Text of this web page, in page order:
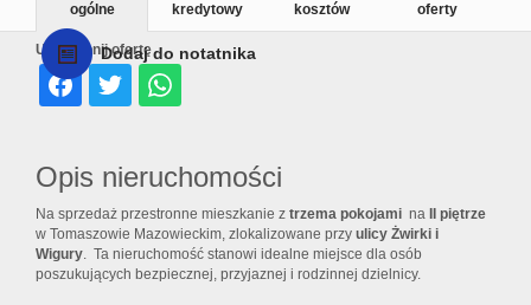
Dodaj do notatnika
Udostępnij ofertę
ogólne
kredytowy
kosztów
oferty
Opis nieruchomości
Na sprzedaż przestronne mieszkanie z trzema pokojami na
II piętrze
w Tomaszowie Mazowieckim, zlokalizowane przy ulicy Żwirki i
Wigury. Ta nieruchomość stanowi idealne miejsce dla osób
poszukujących bezpiecznej, przyjaznej i rodzinnej dzielnicy.